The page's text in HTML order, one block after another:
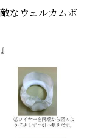
なウェルカムボ